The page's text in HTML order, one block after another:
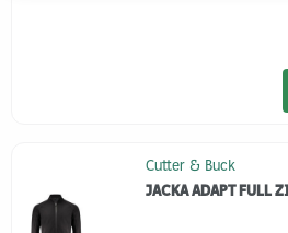
Cutter & Buck
JACKA ADAPT FULL